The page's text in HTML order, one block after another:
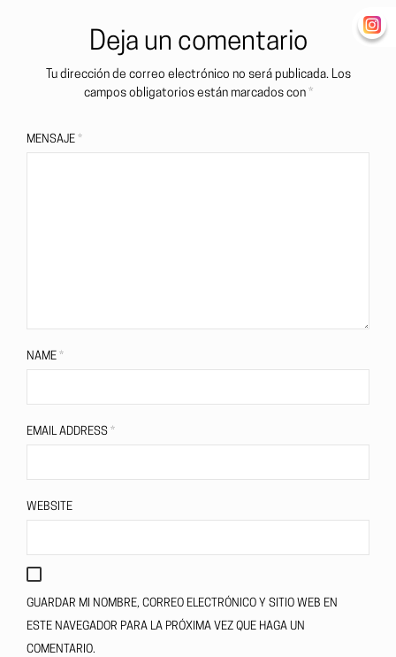
Deja un comentario
Tu dirección de correo electrónico no será publicada. Los
campos obligatorios están marcados con *
MENSAJE *
NAME *
EMAIL ADDRESS *
WEBSITE
GUARDAR MI NOMBRE, CORREO ELECTRÓNICO Y SITIO WEB EN
ESTE NAVEGADOR PARA LA PRÓXIMA VEZ QUE HAGA UN
COMENTARIO.